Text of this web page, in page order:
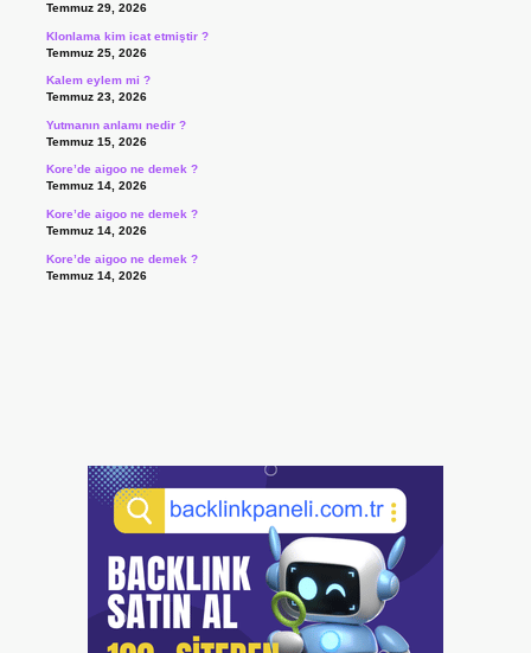
Temmuz 29, 2026
Klonlama kim icat etmiştir ?
Temmuz 25, 2026
Kalem eylem mi ?
Temmuz 23, 2026
Yutmanın anlamı nedir ?
Temmuz 15, 2026
Kore’de aigoo ne demek ?
Temmuz 14, 2026
Kore’de aigoo ne demek ?
Temmuz 14, 2026
Kore’de aigoo ne demek ?
Temmuz 14, 2026